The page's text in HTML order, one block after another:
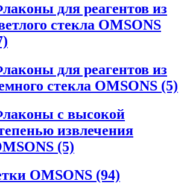
для реагентов из
стекла OMSONS
для реагентов из
стекла OMSONS (5)
с высокой
извлечения
(5)
OMSONS (94)